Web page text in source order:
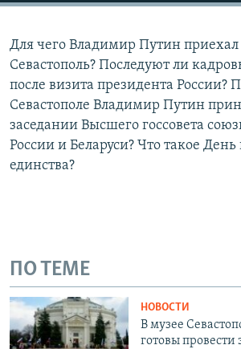
Для чего Владимир Путин приехал
Севастополь? Последуют ли
после визита президента России?
Севастополе Владимир Путин
заседании Высшего госсовета
России и Беларуси? Что такое День
единства?
ПО ТЕМЕ
НОВОСТИ
В музее
готовы провести